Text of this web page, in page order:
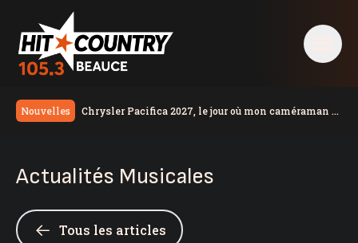
Nouvelles
Chrysler Pacifica 2027, le jour où mon caméraman a
Le taux de chômage recule à 6,4% en juillet au
meilleurs chiffres au pays
toxiques
Un homme de Lévis s’en prend aux policiers, à la
DPJ et à du personnel judiciaire
Actualités Musicales
Tous les articles